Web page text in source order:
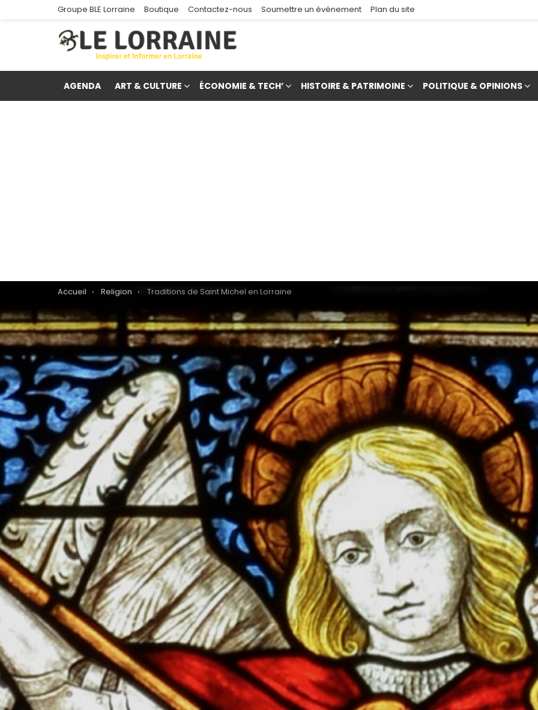
Groupe BLE Lorraine Boutique Contactez-nous Soumettre un événement Plan du site
AGENDA ART & CULTURE ÉCONOMIE & TECH’ HISTOIRE & PATRIMOINE POLITIQUE & OPINIONS
You are here:
Accueil Religion Traditions de Saint Michel en Lorraine